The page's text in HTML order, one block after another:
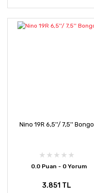
Nino 19R 6,5''/ 7,5'' Bongo
0.0 Puan - 0 Yorum
3.851 TL